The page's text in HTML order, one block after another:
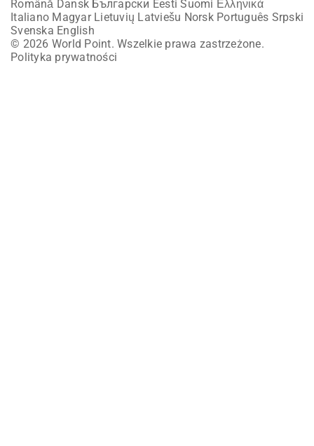
Română Dansk Български Eesti Suomi Ελληνικά
Italiano Magyar Lietuvių Latviešu Norsk Português Srpski
Svenska English
© 2026 World Point. Wszelkie prawa zastrzeżone.
Polityka prywatności